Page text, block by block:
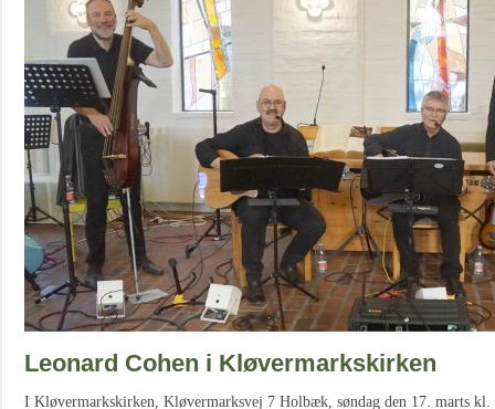
Leonard Cohen i Kløvermarkskirken
I Kløvermarkskirken, Kløvermarksvej 7 Holbæk, søndag den 17. marts kl.